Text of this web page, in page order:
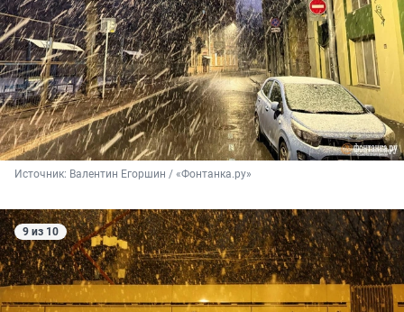
Источник: Валентин Егоршин / «Фонтанка.ру»
9 из 10